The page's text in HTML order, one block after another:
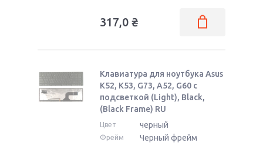
317,0 ₴
Клавиатура для ноутбука Asus
K52, K53, G73, A52, G60 с
подсветкой (Light), Black,
(Black Frame) RU
Цвет черный
Фрейм Черный фрейм